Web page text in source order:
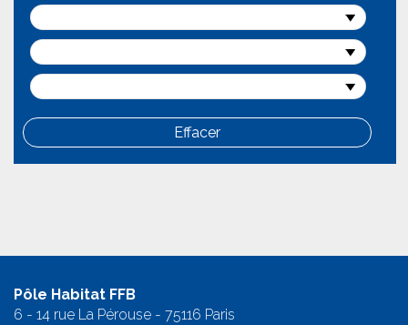
Effacer
Pôle Habitat FFB
6 - 14 rue La Pérouse - 75116 Paris